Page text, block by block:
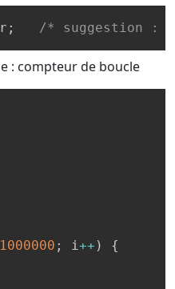
; /* suggestion :
: compteur de boucle
1000000 ; i++ )
{